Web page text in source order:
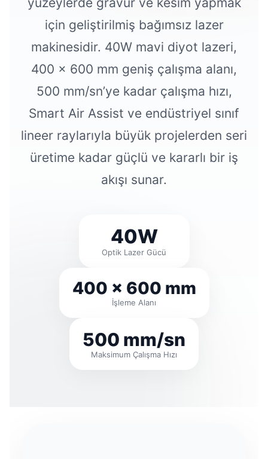
için geliştirilmiş bağımsız lazer
makinesidir. 40W mavi diyot lazeri,
400 × 600 mm geniş çalışma alanı,
500 mm/sn’ye kadar çalışma hızı,
Smart Air Assist ve endüstriyel sınıf
lineer raylarıyla büyük projelerden seri
üretime kadar güçlü ve kararlı bir iş
akışı sunar.
40W
Optik Lazer Gücü
400 × 600 mm
İşleme Alanı
500 mm/sn
Maksimum Çalışma Hızı